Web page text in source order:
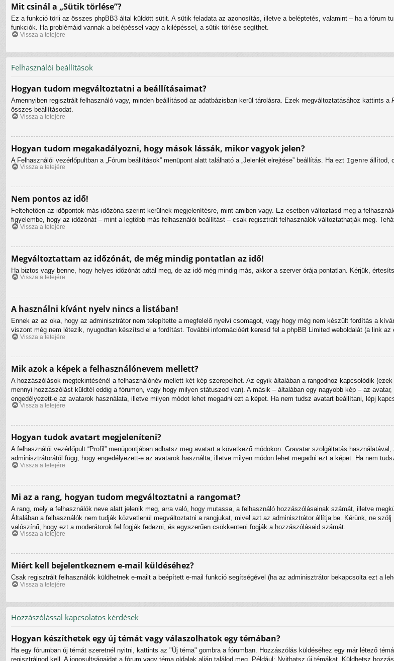
Mit csinál a „Sütik törlése”?
Ez a funkció törli az összes phpBB3 által küldött sütit. A sütik feladata az azonosítás, illetve a beléptetés, valamint – ha a fórum
funkciók. Ha problémáid vannak a belépéssel vagy a kilépéssel, a sütik törlése segíthet.
Vissza a tetejére
Felhasználói beállítások
Hogyan tudom megváltoztatni a beállításaimat?
Amennyiben regisztrált felhasználó vagy, minden beállításod az adatbázisban kerül tárolásra. Ezek megváltoztatásához kattints a
összes beállításodat.
Vissza a tetejére
Hogyan tudom megakadályozni, hogy mások lássák, mikor vagyok jelen?
A Felhasználói vezérlőpultban a „Fórum beállítások” menüpont alatt található a „Jelenlét elrejtése” beállítás. Ha ezt Igenre állítod,
Vissza a tetejére
Nem pontos az idő!
Feltehetően az időpontok más időzóna szerint kerülnek megjelenítésre, mint amiben vagy. Ez esetben változtasd meg a
figyelembe, hogy az időzónát – mint a legtöbb más felhasználói beállítást – csak regisztrált felhasználók változtathatják meg.
Vissza a tetejére
Megváltoztattam az időzónát, de még mindig pontatlan az idő!
Ha biztos vagy benne, hogy helyes időzónát adtál meg, de az idő még mindig más, akkor a szerver órája pontatlan. Kérjük,
Vissza a tetejére
A használni kívánt nyelv nincs a listában!
Ennek az az oka, hogy az adminisztrátor nem telepítette a megfelelő nyelvi csomagot, vagy hogy még nem készült fordítás a
viszont még nem létezik, nyugodtan készítsd el a fordítást. További információért keresd fel a phpBB Limited weboldalát (a link az
Vissza a tetejére
Mik azok a képek a felhasználónevem mellett?
A hozzászólások megtekintésénél a felhasználónév mellett két kép szerepelhet. Az egyik általában a rangodhoz kapcsolódik
mennyi hozzászólást küldtél eddig a fórumon, vagy hogy milyen státuszod van). A másik – általában egy nagyobb kép – az
engedélyezett-e az avatarok használata, illetve milyen módot lehet megadni ezt a képet. Ha nem tudsz avatart beállítani, lépj
Vissza a tetejére
Hogyan tudok avatart megjeleníteni?
A felhasználói vezérlőpult “Profil” menüpontjában adhatsz meg avatart a következő módokon: Gravatar szolgáltatás
adminisztrátorától függ, hogy engedélyezett-e az avatarok használta, illetve milyen módon lehet megadni ezt a képet. Ha nem
Vissza a tetejére
Mi az a rang, hogyan tudom megváltoztatni a rangomat?
A rang, mely a felhasználók neve alatt jelenik meg, arra való, hogy mutassa, a felhasználó hozzászólásainak számát, illetve
Általában a felhasználók nem tudják közvetlenül megváltoztatni a rangjukat, mivel azt az adminisztrátor állítja be. Kérünk, ne
valószínű, hogy ezt a moderátorok fel fogják fedezni, és egyszerűen csökkenteni fogják a hozzászólásaid számát.
Vissza a tetejére
Miért kell bejelentkeznem e-mail küldéséhez?
Csak regisztrált felhasználók küldhetnek e-mailt a beépített e-mail funkció segítségével (ha az adminisztrátor bekapcsolta ezt a
Vissza a tetejére
Hozzászólással kapcsolatos kérdések
Hogyan készíthetek egy új témát vagy válaszolhatok egy témában?
Ha egy fórumban új témát szeretnél nyitni, kattints az "Új téma" gombra a fórumban. Hozzászólás küldéséhez egy már létező
regisztrálnod kell. A jogosultságaidat a fórum vagy téma oldalak alján találod meg. Például: Nyithatsz új témákat, Küldhetsz